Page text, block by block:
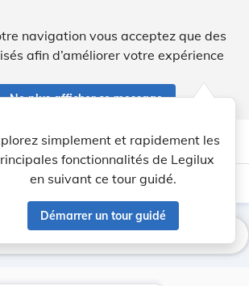
navigation vous acceptez que des
afin d’améliorer votre expérience
Ne plus afficher ce message
account_circle help Aide
simplement et rapidement les
fonctionnalités de Legilux
en suivant ce tour guidé.
Démarrer un tour guidé
light_mode dark_mode